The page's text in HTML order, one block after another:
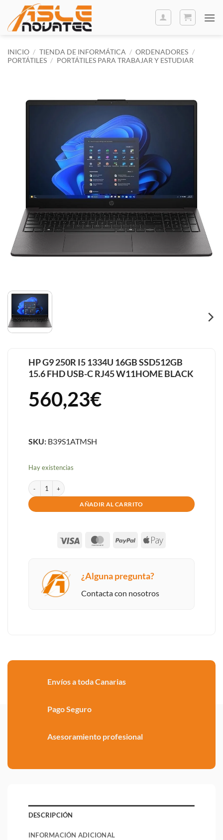
contenido
INICIO / TIENDA DE INFORMÁTICA / ORDENADORES /
PORTÁTILES / PORTÁTILES PARA TRABAJAR Y ESTUDIAR
HP G9 250R I5 1334U 16GB SSD512GB
15.6 FHD USB-C RJ45 W11HOME BLACK
560,23€
SKU:B39S1ATMSH
Hay existencias
HP G9 250R I5 1334U 16GB SSD512GB 15.6 FHD USB-C RJ45
AÑADIR AL CARRITO
Visa MasterCard
PayPal Apple
¿Alguna pregunta?
Contacta con nosotros
Envíos a toda Canarias
Pago Seguro
Asesoramiento profesional
DESCRIPCIÓN
INFORMACIÓN ADICIONAL